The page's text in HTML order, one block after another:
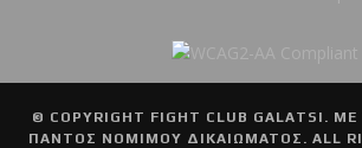
© COPYRIGHT FIGHT CLUB GALATSI . ΜΕ
ΠΑΝΤΟΣ ΝΟΜΙΜΟΥ ΔΙΚΑΙΩΜΑΤΟΣ. ALL